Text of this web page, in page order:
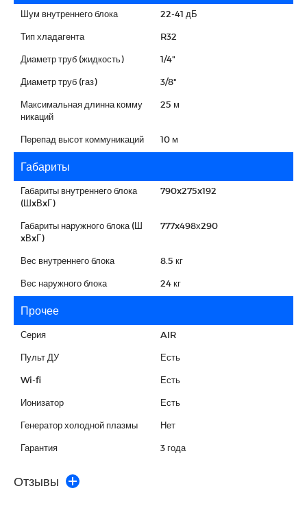
Шум внутреннего блока 22-41 дБ
Тип хладагента R32
Диаметр труб (жидкость) 1/4"
Диаметр труб (газ) 3/8"
Максимальная длинна комму
никаций
25 м
Перепад высот коммуникаций 10 м
Габариты
Габариты внутреннего блока
(ШxВxГ)
790x275x192
Габариты наружного блока (Ш
xВxГ)
777x498х290
Вес внутреннего блока 8.5 кг
Вес наружного блока 24 кг
Прочее
Серия AIR
Пульт ДУ Есть
Wi-fi Есть
Ионизатор Есть
Генератор холодной плазмы Нет
Гарантия 3 года
Отзывы